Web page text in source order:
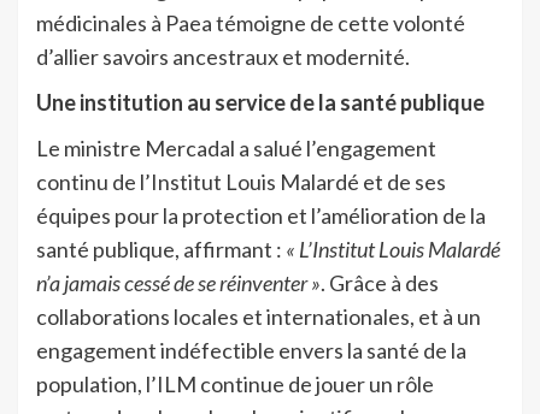
médicinales à Paea témoigne de cette volonté
d’allier savoirs ancestraux et modernité.
Une institution au service de la santé publique
Le ministre Mercadal a salué l’engagement
continu de l’Institut Louis Malardé et de ses
équipes pour la protection et l’amélioration de la
santé publique, affirmant : « L’Institut Louis Malardé
n’a jamais cessé de se réinventer ». Grâce à des
collaborations locales et internationales, et à un
engagement indéfectible envers la santé de la
population, l’ILM continue de jouer un rôle